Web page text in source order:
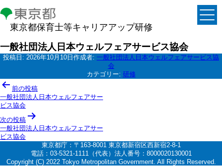
東京都保育士等キャリアアップ研修
一般社団法人日本ウェルフェアサービス協会
投稿日: 2026年10月10日 作成者: 一般社団法人日本ウェルフェアサービス協
会
カテゴリー: 研修
投
稿
ナ
ビ
ゲ
シ
前の投稿
一般社団法人日本ウェルフェアサー
ビス協会
次の投稿
一般社団法人日本ウェルフェアサー
ビス協会
東京都庁：〒163-8001 東京都新宿区西新宿2-8-1
電話：03-5321-1111（代表）法人番号：8000020130001
Copyright (C) 2022 Tokyo Metropolitan Government. All Rights Reserved.